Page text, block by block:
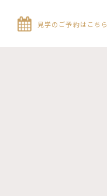
見学のご予約はこちら